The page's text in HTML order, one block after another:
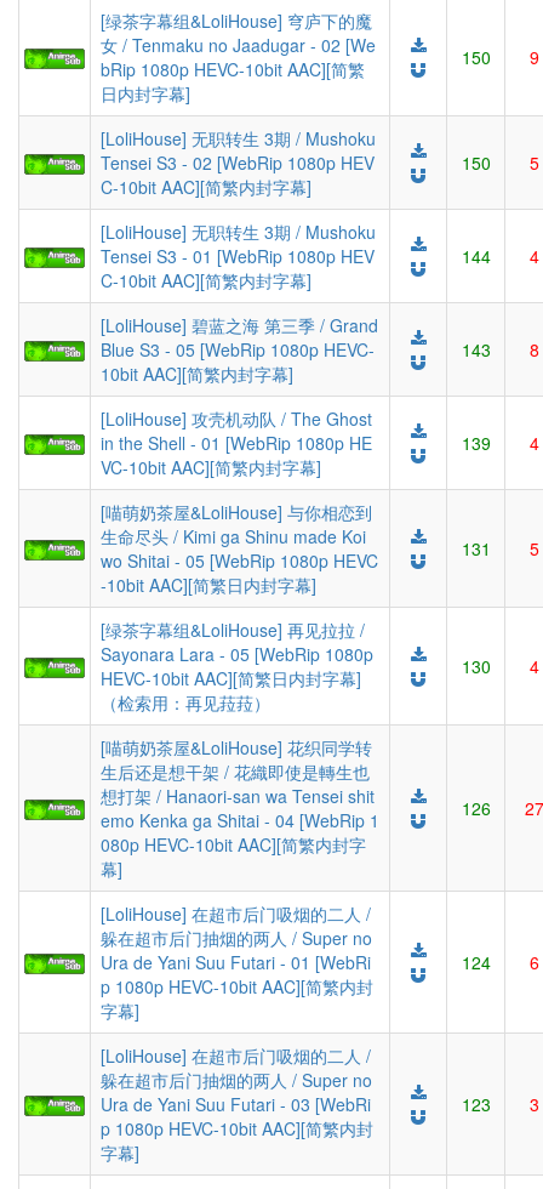
[绿茶字幕组&LoliHouse] 穹庐下的魔
女 / Tenmaku no Jaadugar - 02 [We
bRip 1080p HEVC-10bit AAC][简繁
日内封字幕]
150 9
[LoliHouse] 无职转生 3期 / Mushoku
Tensei S3 - 02 [WebRip 1080p HEV
C-10bit AAC][简繁内封字幕]
150 5
[LoliHouse] 无职转生 3期 / Mushoku
Tensei S3 - 01 [WebRip 1080p HEV
C-10bit AAC][简繁内封字幕]
144 4
[LoliHouse] 碧蓝之海 第三季 / Grand
Blue S3 - 05 [WebRip 1080p HEVC-
10bit AAC][简繁内封字幕]
143 8
[LoliHouse] 攻壳机动队 / The Ghost
in the Shell - 01 [WebRip 1080p HE
VC-10bit AAC][简繁内封字幕]
139 4
[喵萌奶茶屋&LoliHouse] 与你相恋到
生命尽头 / Kimi ga Shinu made Koi
wo Shitai - 05 [WebRip 1080p HEVC
-10bit AAC][简繁日内封字幕]
131 5
[绿茶字幕组&LoliHouse] 再见拉拉 /
Sayonara Lara - 05 [WebRip 1080p
HEVC-10bit AAC][简繁日内封字幕]
（检索用：再见菈菈）
130 4
[喵萌奶茶屋&LoliHouse] 花织同学转
生后还是想干架 / 花織即使是轉生也
想打架 / Hanaori-san wa Tensei shit
emo Kenka ga Shitai - 04 [WebRip 1
080p HEVC-10bit AAC][简繁内封字
幕]
126 27
[LoliHouse] 在超市后门吸烟的二人 /
躲在超市后门抽烟的两人 / Super no
Ura de Yani Suu Futari - 01 [WebRi
p 1080p HEVC-10bit AAC][简繁内封
字幕]
124 6
[LoliHouse] 在超市后门吸烟的二人 /
躲在超市后门抽烟的两人 / Super no
Ura de Yani Suu Futari - 03 [WebRi
p 1080p HEVC-10bit AAC][简繁内封
字幕]
123 3